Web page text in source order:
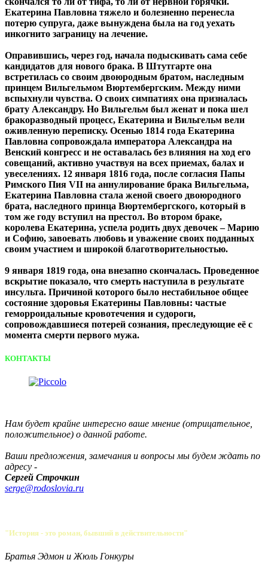
Екатерина Павловна тяжело и болезненно перенесла
потерю супруга, даже вынуждена была на год уехать
инкогнито заграницу на лечение.
Оправившись, через год, начала подыскивать сама себе
кандидатов для нового брака. В Штутгарте она
встретилась со своим двоюродным братом, наследным
принцем Вильгельмом Вюртембергским. Между ними
вспыхнули чувства. О своих симпатиях она призналась
брату Александру. Но Вильгельм был женат и пока шел
бракоразводный процесс, Екатерина и Вильгельм вели
оживленную переписку. Осенью 1814 года Екатерина
Павловна сопровождала императора Александра на
Венский конгресс и не оставалась без влияния на ход его
совещаний, активно участвуя на всех приемах, балах и
увеселениях. 12 января 1816 года, после согласия Папы
Римского Пия VII на аннулирование брака Вильгельма,
Екатерина Павловна стала женой своего двоюродного
брата, наследного принца Вюртембергского, который в
том же году вступил на престол. Во втором браке,
королева Екатерина, успела родить двух девочек – Марию
и Софию, завоевать любовь и уважение своих подданных
своим участием и широкой благотворительностью.
9 января 1819 года, она внезапно скончалась. Проведенное
вскрытие показало, что смерть наступила в результате
инсульта. Причиной которого было нестабильное общее
состояние здоровья Екатерины Павловны: частые
геморроидальные кровотечения и судороги,
сопровождавшиеся потерей сознания, преследующие её с
момента смерти первого мужа.
КОНТАКТЫ
Нам будет крайне интересно ваше мнение (отрицательное,
положительное) о данной работе.
Ваши предложения, замечания и вопросы мы будем ждать по
адресу -
Сергей Строчкин
serge@rodoslovia.ru
"История - это роман, бывший в действительности"
Братья Эдмон и Жюль Гонкуры